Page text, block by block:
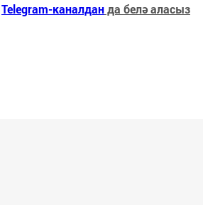
Telegram-каналданда белә аласыз